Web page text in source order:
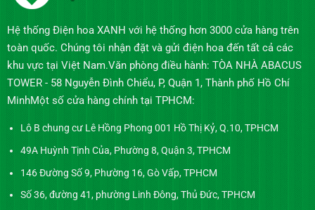
Hệ thống Điện hoa XANH với hệ thống hơn 3000 cửa hàng trên
toàn quốc. Chúng tôi nhận đặt và gửi điện hoa đến tất cả các
khu vực tại Việt Nam.Văn phòng điều hành: TÒA NHÀ ABACUS
TOWER - 58 Nguyễn Đình Chiểu, P, Quận 1, Thành phố Hồ Chí
MinhMột số cửa hàng chính tại TPHCM:
Lô B chung cư Lê Hồng Phong 001 Hồ Thị Kỷ, Q.10, TPHCM
49A Huỳnh Tịnh Của, Phường 8, Quận 3, TPHCM
146 Đường Số 9, Phường 16, Gò Vấp, TPHCM
Số 36, đường 41, phường Linh Đông, Thủ Đức, TPHCM